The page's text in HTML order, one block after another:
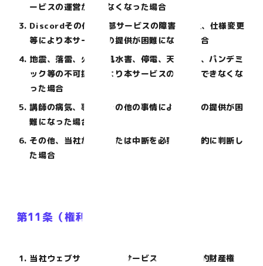
ービスの運営ができなくなった場合
Discordその他の外部サービスの障害、停止、仕様変更
等により本サービスの提供が困難になった場合
地震、落雷、火災、風水害、停電、天災地変、パンデミ
ック等の不可抗力により本サービスの運営ができなくな
った場合
講師の病気、事故、その他の事情により指導の提供が困
難になった場合
その他、当社が停止または中断を必要と合理的に判断し
た場合
第11条（権利帰属）
当社ウェブサイト及び本サービスに関する知的財産権